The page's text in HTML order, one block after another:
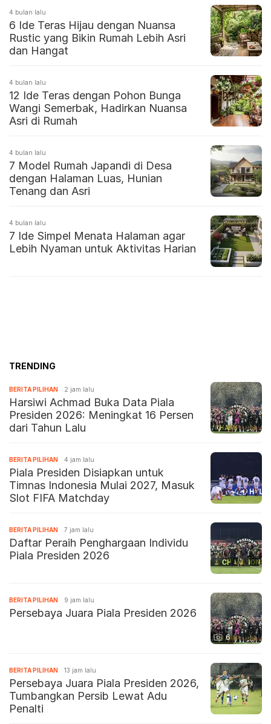
4 bulan lalu
6 Ide Teras Hijau dengan Nuansa
Rustic yang Bikin Rumah Lebih Asri
dan Hangat
4 bulan lalu
12 Ide Teras dengan Pohon Bunga
Wangi Semerbak, Hadirkan Nuansa
Asri di Rumah
4 bulan lalu
7 Model Rumah Japandi di Desa
dengan Halaman Luas, Hunian
Tenang dan Asri
4 bulan lalu
7 Ide Simpel Menata Halaman agar
Lebih Nyaman untuk Aktivitas Harian
TRENDING
BERITA PILIHAN 2 jam lalu
Harsiwi Achmad Buka Data Piala
Presiden 2026: Meningkat 16 Persen
dari Tahun Lalu
BERITA PILIHAN 4 jam lalu
Piala Presiden Disiapkan untuk
Timnas Indonesia Mulai 2027, Masuk
Slot FIFA Matchday
BERITA PILIHAN 7 jam lalu
Daftar Peraih Penghargaan Individu
Piala Presiden 2026
6
BERITA PILIHAN 9 jam lalu
Persebaya Juara Piala Presiden 2026
BERITA PILIHAN 13 jam lalu
Persebaya Juara Piala Presiden 2026,
Tumbangkan Persib Lewat Adu
Penalti